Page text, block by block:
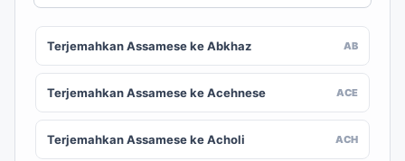
Terjemahkan Assamese ke Abkhaz AB
Terjemahkan Assamese ke Acehnese ACE
Terjemahkan Assamese ke Acholi ACH